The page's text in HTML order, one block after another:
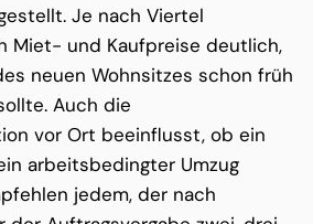
Je nach Viertel
Miet- und Kaufpreise deutlich,
neuen Wohnsitzes schon früh
Auch die
vor Ort beeinflusst, ob ein
arbeitsbedingter Umzug
jedem, der nach